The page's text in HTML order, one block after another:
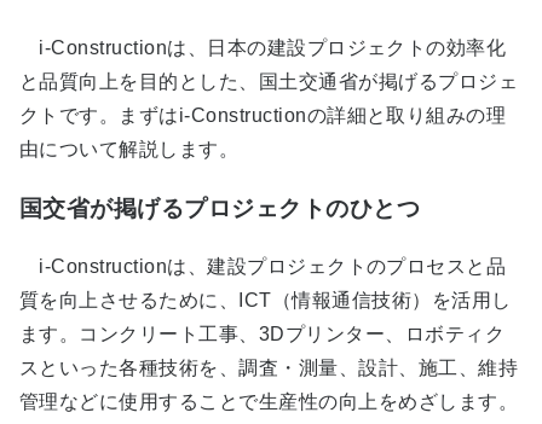
i-Constructionは、日本の建設プロジェクトの効率化
と品質向上を目的とした、国土交通省が掲げるプロジェ
クトです。まずはi-Constructionの詳細と取り組みの理
由について解説します。
国交省が掲げるプロジェクトのひとつ
i-Constructionは、建設プロジェクトのプロセスと品
質を向上させるために、ICT（情報通信技術）を活用し
ます。コンクリート工事、3Dプリンター、ロボティク
スといった各種技術を、調査・測量、設計、施工、維持
管理などに使用することで生産性の向上をめざします。